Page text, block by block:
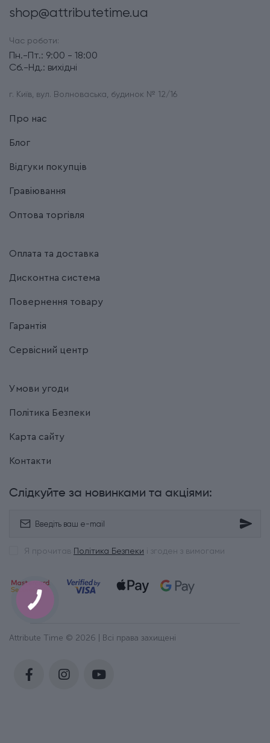
shop@attributetime.ua
Час роботи:
Пн.-Пт.: 9:00 - 18:00
Сб.-Нд.: вихідні
г. Київ, вул. Волноваська, будинок № 12/16
Про нас
Блог
Відгуки покупців
Гравіювання
Оптова торгівля
Оплата та доставка
Дисконтна система
Повернення товару
Гарантія
Сервісний центр
Умови угоди
Політика Безпеки
Карта сайту
Контакти
Слідкуйте за новинками та акціями:
Я прочитав Політика Безпеки і згоден з вимогами
Attribute Time © 2026 | Всі права захищені